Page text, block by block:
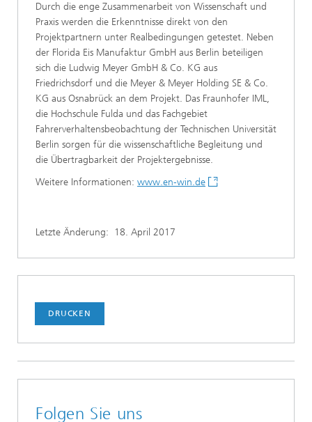
Durch die enge Zusammenarbeit von Wissenschaft und
Praxis werden die Erkenntnisse direkt von den
Projektpartnern unter Realbedingungen getestet. Neben
der Florida Eis Manufaktur GmbH aus Berlin beteiligen
sich die Ludwig Meyer GmbH & Co. KG aus
Friedrichsdorf und die Meyer & Meyer Holding SE & Co.
KG aus Osnabrück an dem Projekt. Das Fraunhofer IML,
die Hochschule Fulda und das Fachgebiet
Fahrerverhaltensbeobachtung der Technischen Universität
Berlin sorgen für die wissenschaftliche Begleitung und
die Übertragbarkeit der Projektergebnisse.
Weitere Informationen: www.en-win.de
Letzte Änderung: 18. April 2017
DRUCKEN
Folgen Sie uns